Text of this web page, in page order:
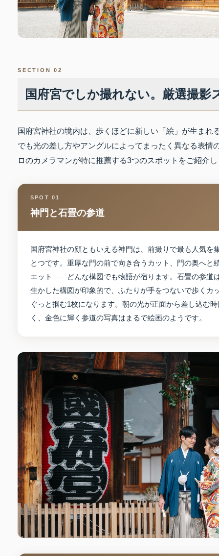
SECTION 02
国府宮でしか撮れない。厳選撮影
国府宮神社の境内は、歩くほどに新しい「絵」が生まれ
でも光の差し方やアングルによってまったく異なる表情
ロのカメラマンが特に推薦する3つのスポットをご紹介
SPOT 01
神門と石畳の参道
国府宮神社の顔ともいえる神門は、前撮りで最も人気を
とつです。重厚な門の前で向き合うカット、門の奥へと
エット——どんな構図でも物語が宿ります。石畳の参道
生かした構図が印象的で、ふたりが手をつないで歩くカ
ぐっと掴む1枚になります。朝の光が正面から差し込む
く、金色に輝く参道の写真はまるで絵画のようです。